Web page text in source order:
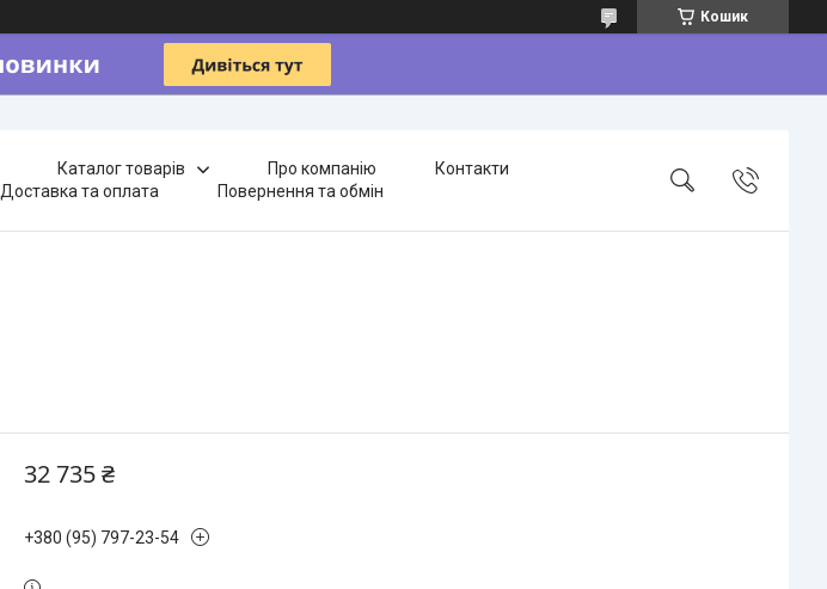
Кошик
Каталог товарів Про компанію
Контакти
Доставка та оплата
Повернення та обмін
32 735 ₴
+380 (95) 797-23-54